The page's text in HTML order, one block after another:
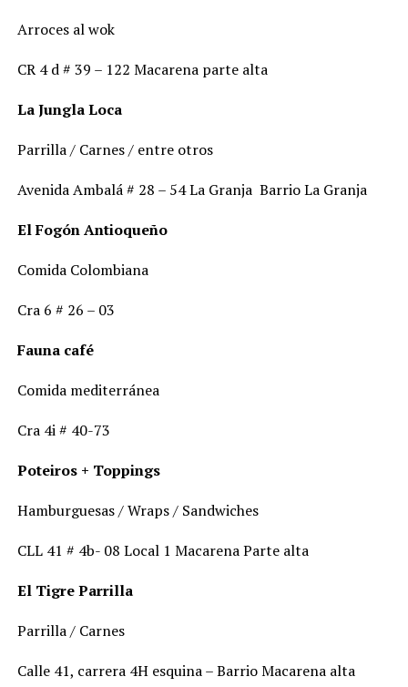
Arroces al wok
CR 4 d # 39 – 122 Macarena parte alta
La Jungla Loca
Parrilla / Carnes / entre otros
Avenida Ambalá # 28 – 54 La Granja Barrio La Granja
El Fogón Antioqueño
Comida Colombiana
Cra 6 # 26 – 03
Fauna café
Comida mediterránea
Cra 4i # 40-73
Poteiros + Toppings
Hamburguesas / Wraps / Sandwiches
CLL 41 # 4b- 08 Local 1 Macarena Parte alta
El Tigre Parrilla
Parrilla / Carnes
Calle 41, carrera 4H esquina – Barrio Macarena alta